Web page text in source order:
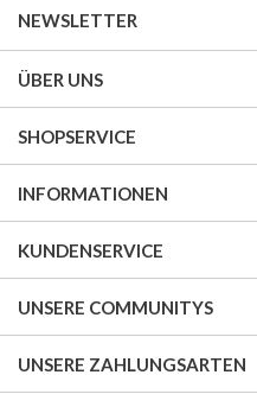
NEWSLETTER
ÜBER UNS
SHOPSERVICE
INFORMATIONEN
KUNDENSERVICE
UNSERE COMMUNITYS
UNSERE ZAHLUNGSARTEN